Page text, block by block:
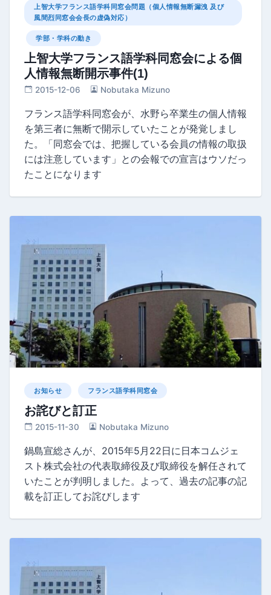
上智大学フランス語学科同窓会問題（個人情報無断漏洩 及び
風間烈同窓会会長の虚偽対応）
学部・学科の動き
上智大学フランス語学科同窓会による個
人情報無断開示事件(1)
2015-12-06 Nobutaka Mizuno
フランス語学科同窓会が、水野ら卒業生の個人情報
を第三者に無断で開示していたことが発覚しまし
た。「同窓会では、把握している会員の情報の取扱
には注意しています」との会報での宣言はウソだっ
たことになります
お知らせ フランス語学科同窓会
お詫びと訂正
2015-11-30 Nobutaka Mizuno
鍋島宣総さんが、2015年5月22日に日本コムジェ
スト株式会社の代表取締役及び取締役を解任されて
いたことが判明しました。よって、過去の記事の記
載を訂正してお詫びします